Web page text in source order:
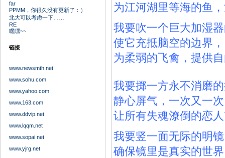
far
PPMM，你很久没有更新了：）
北大可以考虑一下……
RE
嘿嘿~~
链接
www.newsmth.net
www.sohu.com
www.yahoo.com
www.163.com
www.ddvip.net
www.lqqm.net
www.sopai.net
www.yjrg.net
为江河湖里等海的鱼
我要吹一个巨大加湿器
使它充抵脑空的边界，
为柔弱的飞禽，提供
我要掷一方永不消磨的
静心屏气，一次又一
让所有失魂潦倒的恋
我要竖一面无际的明
确保镜里是真实的世